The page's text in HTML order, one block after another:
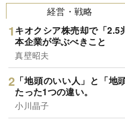
経営・戦略
キオクシア株売却で「2.5
本企業が学ぶべきこと
真壁昭夫
「地頭のいい人」と「地
たった1つの違い。
小川晶子